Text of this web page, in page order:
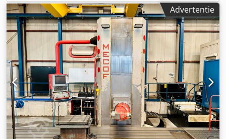
voorbehouden; uitsluitend onze verkoop- en
leveringsvoorwaarden zijn van toepassing. Over ons Meer
dan 400 machines op voorraad over 15.000 m²
magazijnruimte, hijscapaciteit 70 t meer dan 10.000
accessoires voor uw werkplaats Wilt u machines,
productielijnen of uw bedrijf verkopen? Neem dan contact
met ons op. Meer aanbiedingen vindt u op onze website.
Bezichtigen is mogelijk op afspraak. Wij kijken uit naar uw
bezoek. Uw Markus Hirsch Team
Advertentie